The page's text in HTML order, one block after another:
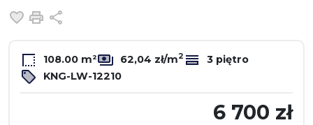
Dodaj do ulubionych
Drukuj
108.00 m² 62,04 zł/m2
3 piętro
KNG-LW-12210
6 700 zł